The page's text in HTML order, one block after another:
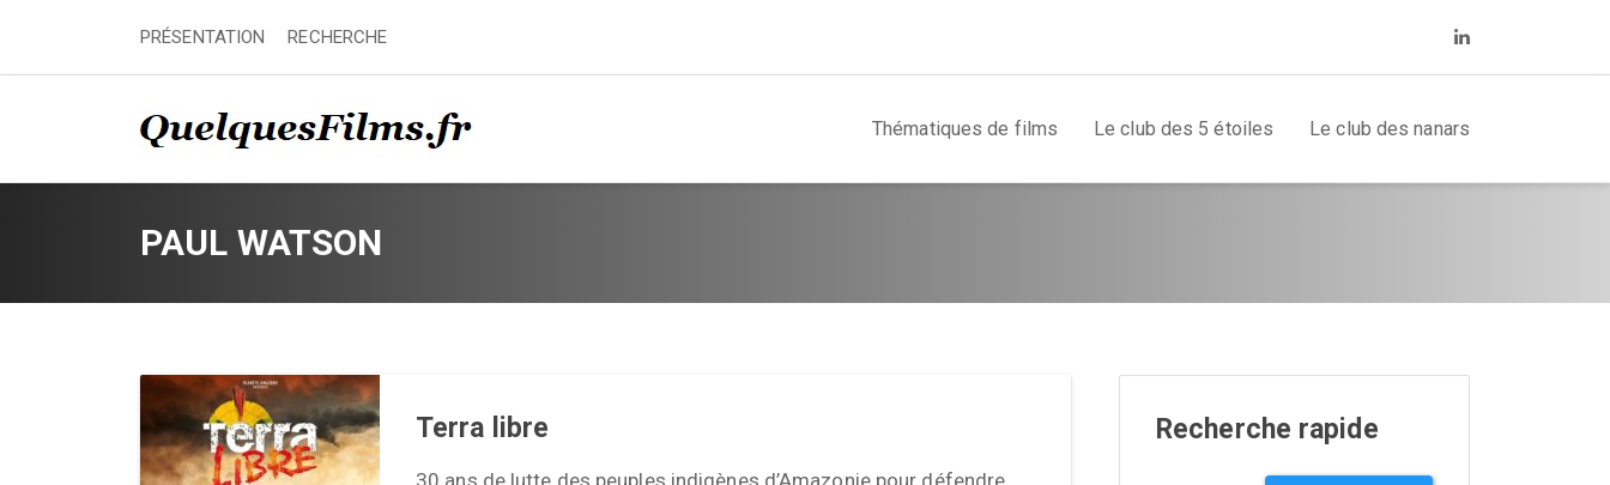
PRÉSENTATION RECHERCHE
Thématiques de films Le club des 5 étoiles Le club des nanars
PAUL WATSON
Terra libre
30 ans de lutte des peuples indigènes d’Amazonie pour défendre
Recherche rapide